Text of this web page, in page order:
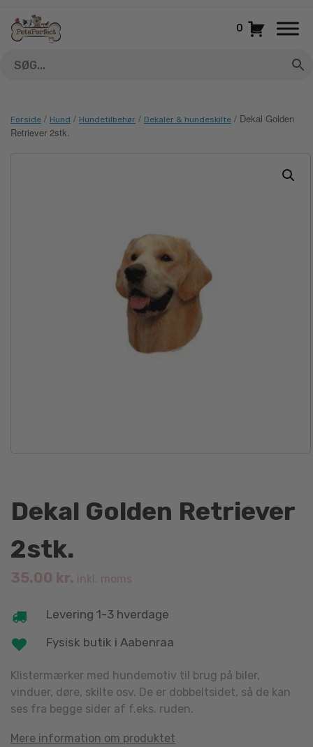
indhold
0
Forside / Hund / Hundetilbehør / Dekaler & hundeskilte / Dekal Golden
Retriever 2stk.
Dekal Golden Retriever
2stk.
35.00 kr. inkl. moms
Levering 1-3 hverdage
Fysisk butik i Aabenraa
Klistermærker med hundemotiv til brug på biler,
vinduer, døre, skilte osv. De er dobbeltsidet, så de kan
ses fra begge sider af f.eks. ruden.
Mere information om produktet